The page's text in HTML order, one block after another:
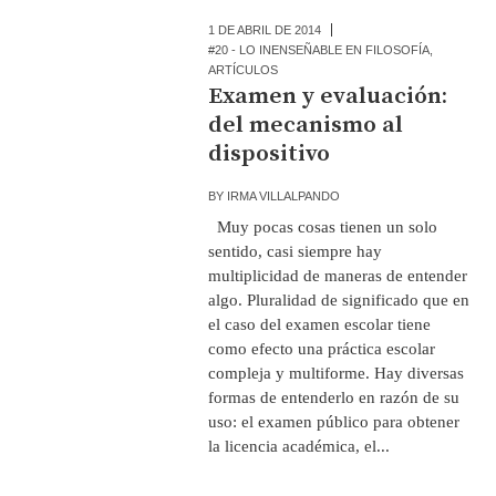
1 DE ABRIL DE 2014
#20 - LO INENSEÑABLE EN FILOSOFÍA
ARTÍCULOS
Examen y evaluación:
del mecanismo al
dispositivo
BY IRMA VILLALPANDO
Muy pocas cosas tienen un solo
sentido, casi siempre hay
multiplicidad de maneras de entender
algo. Pluralidad de significado que en
el caso del examen escolar tiene
como efecto una práctica escolar
compleja y multiforme. Hay diversas
formas de entenderlo en razón de su
uso: el examen público para obtener
la licencia académica, el...